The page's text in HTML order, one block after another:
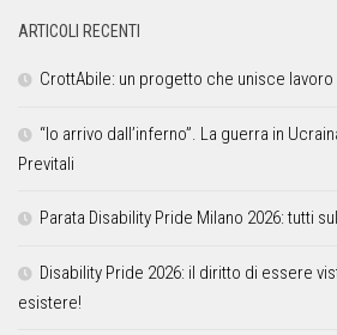
ARTICOLI RECENTI
CrottAbile: un progetto che unisce lavoro
“Io arrivo dall’inferno”. La guerra in
Previtali
Parata Disability Pride Milano 2026: tutti
Disability Pride 2026: il diritto di essere
esistere!